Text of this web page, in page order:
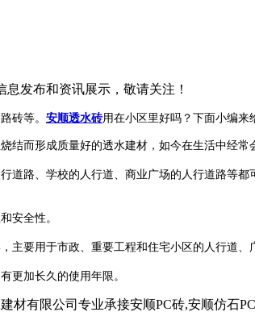
发布和资讯展示，敬请关注！
砖等。 安顺透水砖用在小区里好吗？下面小编来
而形成质量好的透水建材，如今在生活中经常
路、学校的人行道、商业广场的人行道路等都
安全性。
要用于市政、重要工程和住宅小区的人行道、
加长久的使用年限。
有限公司专业承接安顺PC砖,安顺仿石